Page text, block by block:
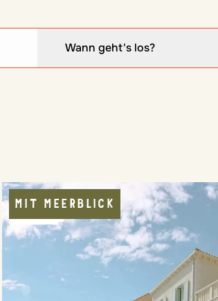
Wann geht's los?
MIT MEERBLICK
FÄHRE
POOL